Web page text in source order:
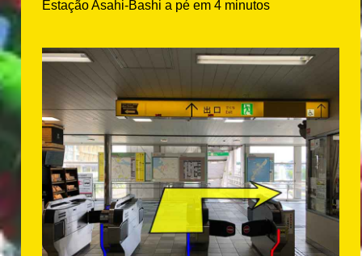
Estação Asahi-Bashi a pé em 4 minutos